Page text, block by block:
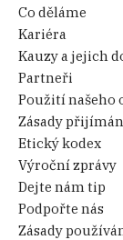
Co děláme
Kariéra
Kauzy a jejich
Partneři
Použití našeho
Zásady
Etický kodex
Výroční zprávy
Dejte nám tip
Podpořte nás
Zásady